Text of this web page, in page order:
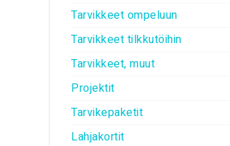
Tarvikkeet ompeluun
Tarvikkeet tilkkutöihin
Tarvikkeet, muut
Projektit
Tarvikepaketit
Lahjakortit